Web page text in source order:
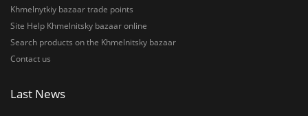
Khmelnytkiy bazaar trade points
Site Help Khmelnitsky bazaar online
Search products on the Khmelnitsky bazaar
Contact us
Last News